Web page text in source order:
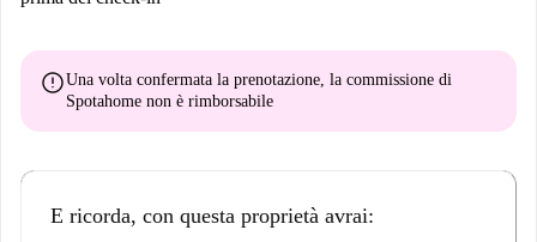
errorUna volta confermata la prenotazione, la commissione di
Spotahome non è rimborsabile
E ricorda, con questa proprietà avrai: